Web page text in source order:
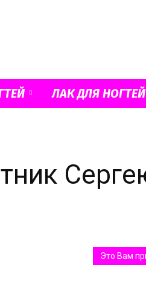
ЛАК ДЛЯ НОГТЕЙ
Это Вам